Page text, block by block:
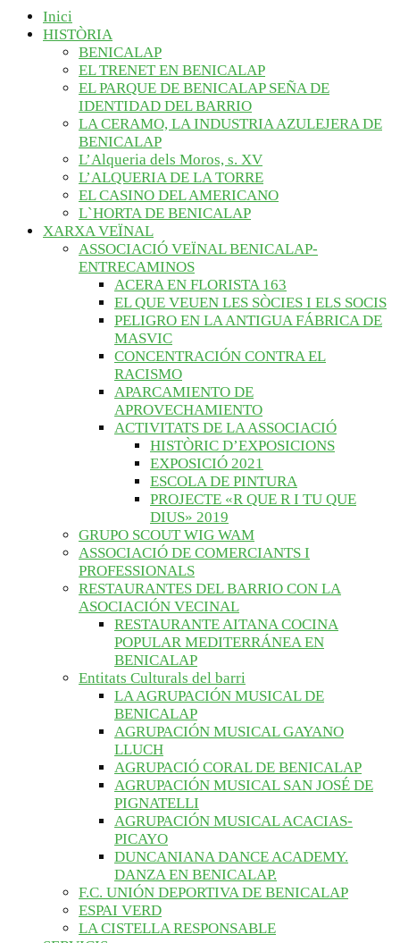
Inici
HISTÒRIA
BENICALAP
EL TRENET EN BENICALAP
EL PARQUE DE BENICALAP SEÑA DE
IDENTIDAD DEL BARRIO
LA CERAMO, LA INDUSTRIA AZULEJERA DE
BENICALAP
L’Alqueria dels Moros, s. XV
L’ALQUERIA DE LA TORRE
EL CASINO DEL AMERICANO
L`HORTA DE BENICALAP
XARXA VEÏNAL
ASSOCIACIÓ VEÏNAL BENICALAP-
ENTRECAMINOS
ACERA EN FLORISTA 163
EL QUE VEUEN LES SÒCIES I ELS SOCIS
PELIGRO EN LA ANTIGUA FÁBRICA DE
MASVIC
CONCENTRACIÓN CONTRA EL
RACISMO
APARCAMIENTO DE
APROVECHAMIENTO
ACTIVITATS DE LA ASSOCIACIÓ
HISTÒRIC D’EXPOSICIONS
EXPOSICIÓ 2021
ESCOLA DE PINTURA
PROJECTE «R QUE R I TU QUE
DIUS» 2019
GRUPO SCOUT WIG WAM
ASSOCIACIÓ DE COMERCIANTS I
PROFESSIONALS
RESTAURANTES DEL BARRIO CON LA
ASOCIACIÓN VECINAL
RESTAURANTE AITANA COCINA
POPULAR MEDITERRÁNEA EN
BENICALAP
Entitats Culturals del barri
LA AGRUPACIÓN MUSICAL DE
BENICALAP
AGRUPACIÓN MUSICAL GAYANO
LLUCH
AGRUPACIÓ CORAL DE BENICALAP
AGRUPACIÓN MUSICAL SAN JOSÉ DE
PIGNATELLI
AGRUPACIÓN MUSICAL ACACIAS-
PICAYO
DUNCANIANA DANCE ACADEMY.
DANZA EN BENICALAP.
F.C. UNIÓN DEPORTIVA DE BENICALAP
ESPAI VERD
LA CISTELLA RESPONSABLE